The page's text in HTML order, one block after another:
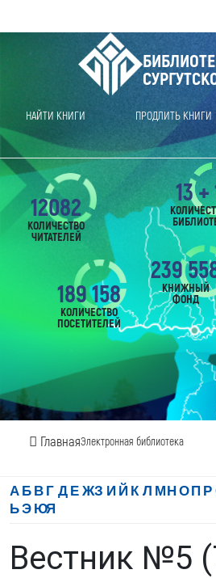
НАЙТИ КНИГИ ПРОДЛИТЬ КНИГИ
ГлавнаяЭлектронная библиотека
12082
КОЛИЧЕСТВО
ЧИТАТЕЛЕЙ
189 158
КОЛИЧЕСТВО
ПОСЕТИТЕЛЕЙ
239
КНИЖНЫЙ
ФОНД
13 +
АБВГ ДЕЖЗ И Й К Л МНОП Р
ЬЭЮЯ
Вестник №5